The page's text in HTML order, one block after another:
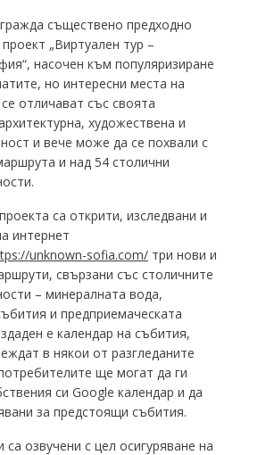
съществено предходно
„Виртуален тур –
насочен към популяризиране
но интересни места на
отличават със своята
художествена и
и вече може да се похвали с
и над 54 столични
са открити, изследвани и
интернет
unknown-sofia.com/три нови и
свързани със столичните
– минералната вода,
и предприемаческата
е календар на събития,
в някои от разгледаните
ще могат да ги
си Google календар и да
за предстоящи събития.
са озвучени с цел осигуряване на